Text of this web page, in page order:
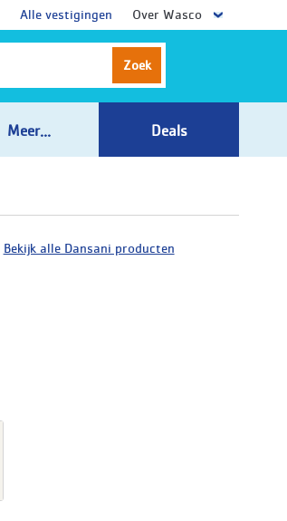
Alle vestigingen Over Wasco
Zoek
Meer... Deals
Bekijk alle Dansani producten